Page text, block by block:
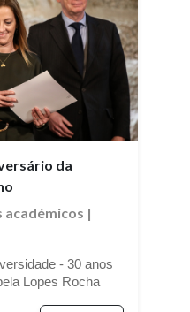
da
académicos |
- 30 anos
Lopes Rocha